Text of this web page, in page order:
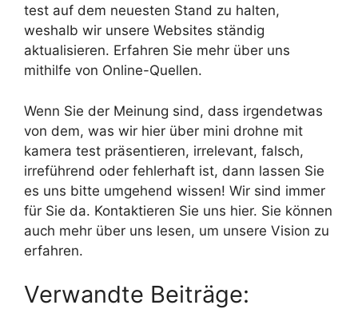
test auf dem neuesten Stand zu halten,
weshalb wir unsere Websites ständig
aktualisieren. Erfahren Sie mehr über uns
mithilfe von Online-Quellen.
Wenn Sie der Meinung sind, dass irgendetwas
von dem, was wir hier über mini drohne mit
kamera test präsentieren, irrelevant, falsch,
irreführend oder fehlerhaft ist, dann lassen Sie
es uns bitte umgehend wissen! Wir sind immer
für Sie da. Kontaktieren Sie uns hier. Sie können
auch mehr über uns lesen, um unsere Vision zu
erfahren.
Verwandte Beiträge: